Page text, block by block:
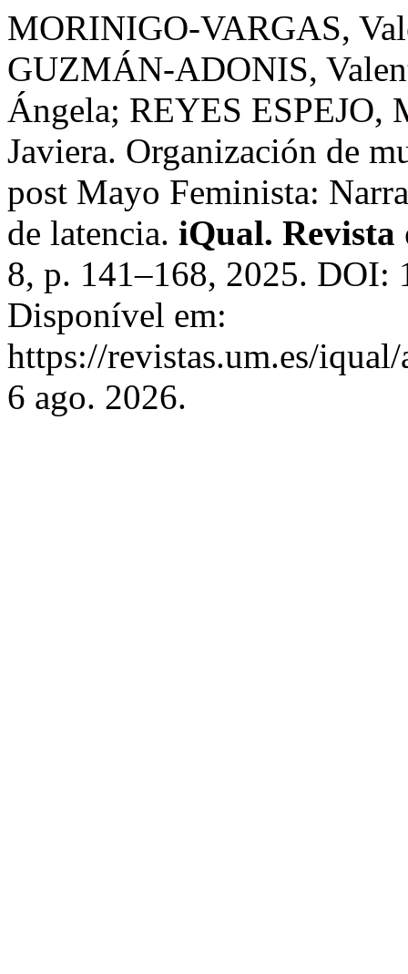
MORINIGO-VARGAS,
GUZMÁN-ADONIS,
Ángela; REYES ESPEJO,
Javiera. Organización de
post Mayo Feminista:
de latencia. iQual. Revista
8, p. 141–168, 2025. DOI:
Disponível em:
https://revistas.um.es/
6 ago. 2026.